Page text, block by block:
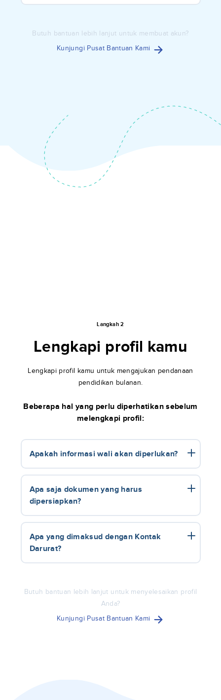
Butuh bantuan lebih lanjut untuk membuat akun?
Kunjungi Pusat Bantuan Kami
Langkah 2
Lengkapi profil kamu
Lengkapi profil kamu untuk mengajukan pendanaan
pendidikan bulanan.
Beberapa hal yang perlu diperhatikan sebelum
melengkapi profil:
Apakah informasi wali akan diperlukan?
Apa saja dokumen yang harus
dipersiapkan?
Apa yang dimaksud dengan Kontak
Darurat?
Butuh bantuan lebih lanjut untuk menyelesaikan profil
Anda?
Kunjungi Pusat Bantuan Kami